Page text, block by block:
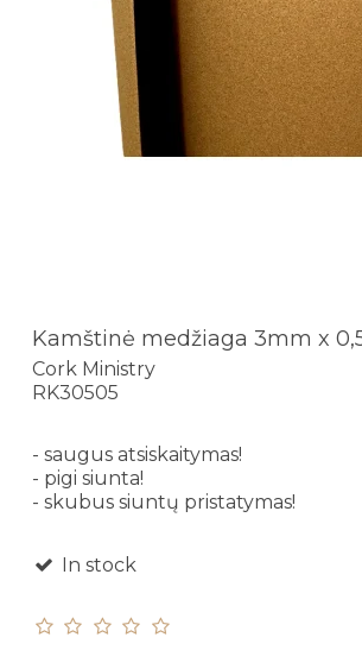
Kamštinė medžiaga 3mm x
Cork Ministry
RK30505
- saugus atsiskaitymas!
- pigi siunta!
- skubus siuntų pristatymas!
In stock